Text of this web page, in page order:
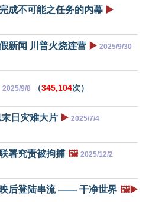
成不可能之任务的内幕 ▶️
新闻 川普火烧连营 ▶️ 2025/9/30
2025/9/8 （345,104次）
日灾难大片 ▶️ 2025/7/4
署究责被拘捕 🖼️ 2025/12/2
后登陆串流 —— 干净世界 🖼️▶️